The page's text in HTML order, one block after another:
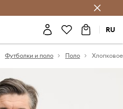
RU
Футболки и поло Поло